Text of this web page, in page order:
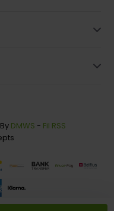
DMWS - Fil RSS